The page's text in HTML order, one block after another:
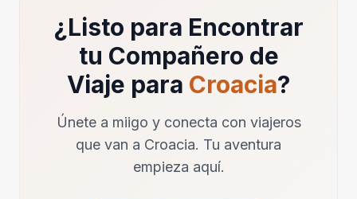
¿Listo para Encontrar
tu Compañero de
Viaje para Croacia?
Únete a miigo y conecta con viajeros
que van a Croacia. Tu aventura
empieza aquí.